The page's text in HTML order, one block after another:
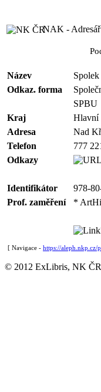
NAK -
Název
Odkaz. forma
SPBU
Kraj
Hlavní
Adresa
Nad
Telefon
777
Odkazy
Identifikátor
978-
Prof. zaměření
*
[ Navigace - https://aleph.nkp.cz/
© 2012 ExLibris, NK ČR